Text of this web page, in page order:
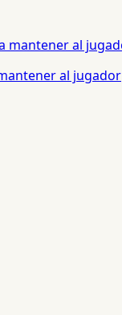
al jugador